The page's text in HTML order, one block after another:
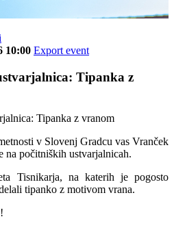
10:00 Export event
Tipanka z
v Slovenj Gradcu vas Vranček
na počitniških ustvarjalnicah.
Tisnikarja, na katerih je pogosto
tipanko z motivom vrana.